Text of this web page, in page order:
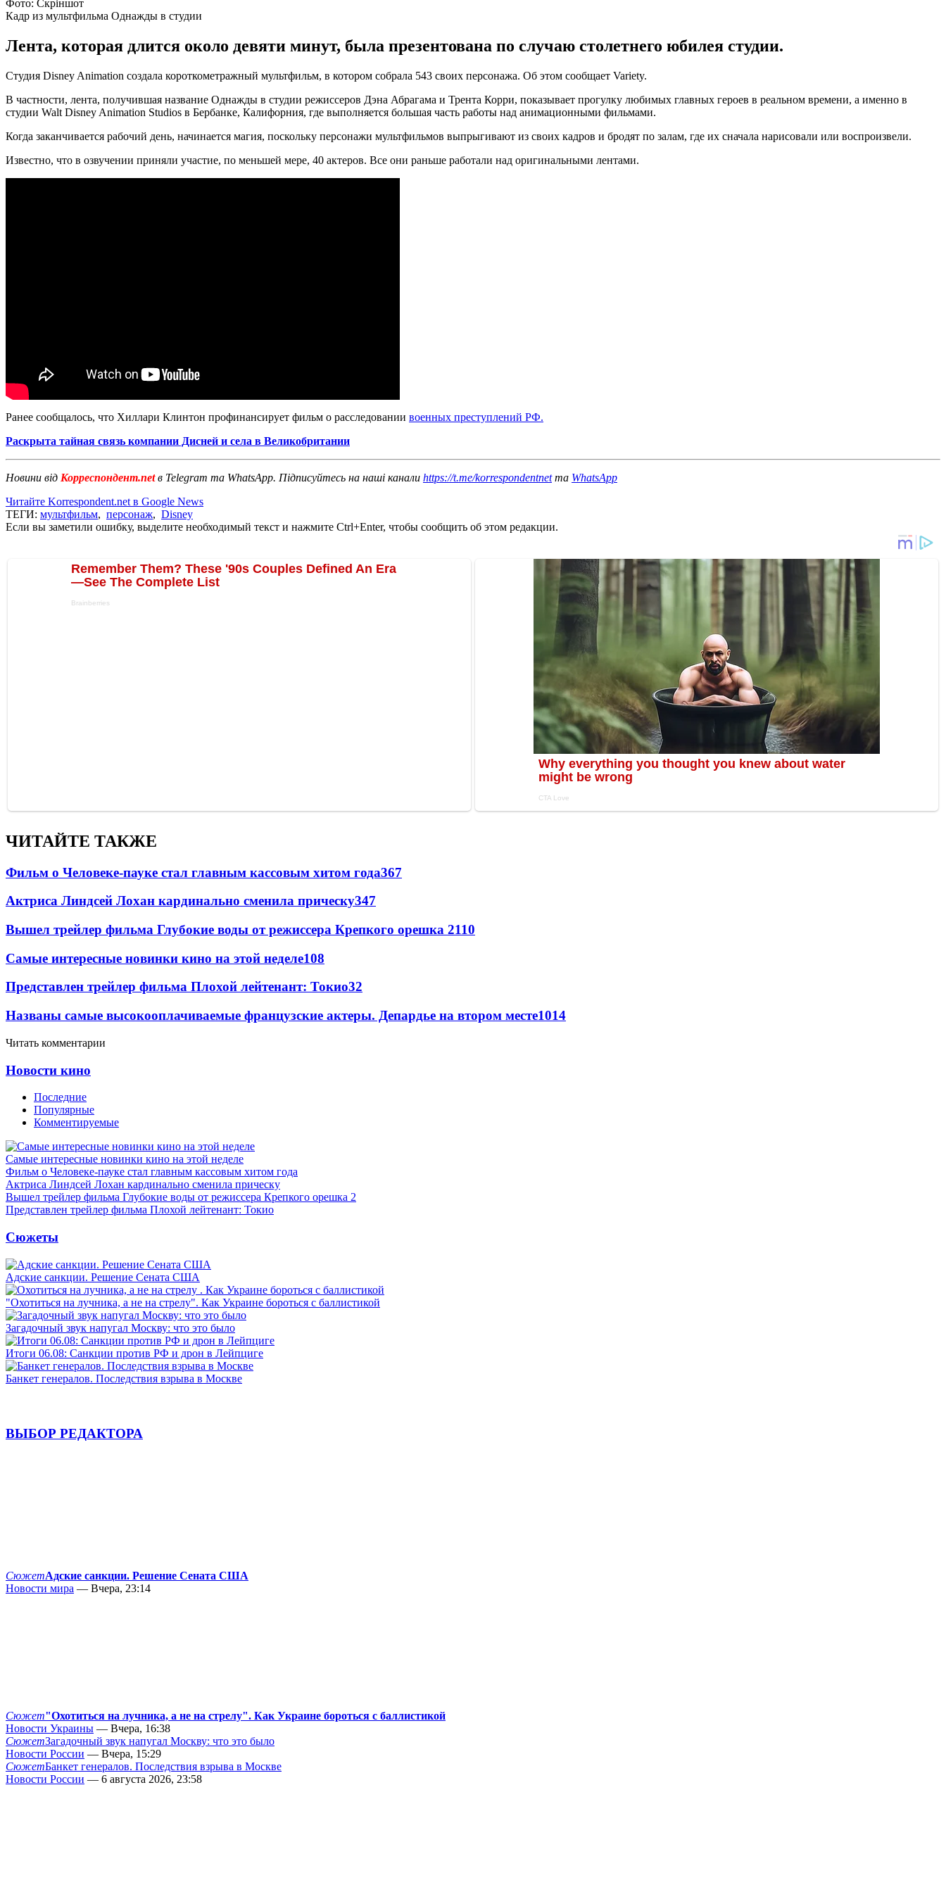
Фото: Скріншот
Кадр из мультфильма Однажды в студии
Лента, которая длится около девяти минут, была презентована по случаю столетнего юбилея студии.
Студия Disney Animation создала короткометражный мультфильм, в котором собрала 543 своих персонажа. Об этом сообщает Variety.
В частности, лента, получившая название Однажды в студии режиссеров Дэна Абрагама и Трента Корри, показывает прогулку любимых главных героев в реальном времени, а именно в
студии Walt Disney Animation Studios в Бербанке, Калифорния, где выполняется большая часть работы над анимационными фильмами.
Когда заканчивается рабочий день, начинается магия, поскольку персонажи мультфильмов выпрыгивают из своих кадров и бродят по залам, где их сначала нарисовали или воспроизвели.
Известно, что в озвучении приняли участие, по меньшей мере, 40 актеров. Все они раньше работали над оригинальными лентами.
Ранее сообщалось, что Хиллари Клинтон профинансирует фильм о расследовании военных преступлений РФ.
Раскрыта тайная связь компании Дисней и села в Великобритании
Новини від Корреспондент.netв Telegram та WhatsApp. Підписуйтесь на наші канали https://t.me/korrespondentnetта WhatsApp
Читайте Korrespondent.net в Google News
ТЕГИ: мультфильм, персонаж, Disney
Если вы заметили ошибку, выделите необходимый текст и нажмите Ctrl+Enter, чтобы сообщить об этом редакции.
ЧИТАЙТЕ ТАКЖЕ
Фильм о Человеке-пауке стал главным кассовым хитом года367
Актриса Линдсей Лохан кардинально сменила прическу347
Вышел трейлер фильма Глубокие воды от режиссера Крепкого орешка 2110
Самые интересные новинки кино на этой неделе108
Представлен трейлер фильма Плохой лейтенант: Токио32
Названы самые высокооплачиваемые французские актеры. Депардье на втором месте1014
Читать комментарии
Новости кино
Последние
Популярные
Комментируемые
Самые интересные новинки кино на этой неделе
Фильм о Человеке-пауке стал главным кассовым хитом года
Актриса Линдсей Лохан кардинально сменила прическу
Вышел трейлер фильма Глубокие воды от режиссера Крепкого орешка 2
Представлен трейлер фильма Плохой лейтенант: Токио
Сюжеты
Адские санкции. Решение Сената США
"Охотиться на лучника, а не на стрелу". Как Украине бороться с баллистикой
Загадочный звук напугал Москву: что это было
Итоги 06.08: Санкции против РФ и дрон в Лейпциге
Банкет генералов. Последствия взрыва в Москве
ВЫБОР РЕДАКТОРА
СюжетАдские санкции. Решение Сената США
Новости мира — Вчера, 23:14
Сюжет"Охотиться на лучника, а не на стрелу". Как Украине бороться с баллистикой
Новости Украины — Вчера, 16:38
СюжетЗагадочный звук напугал Москву: что это было
Новости России — Вчера, 15:29
СюжетБанкет генералов. Последствия взрыва в Москве
Новости России — 6 августа 2026, 23:58